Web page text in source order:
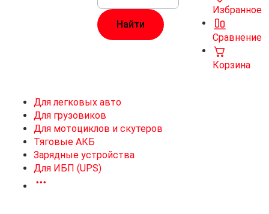
Избранное
Сравнение
Корзина
Для легковых авто
Для грузовиков
Для мотоциклов и скутеров
Тяговые АКБ
Зарядные устройства
Для ИБП (UPS)